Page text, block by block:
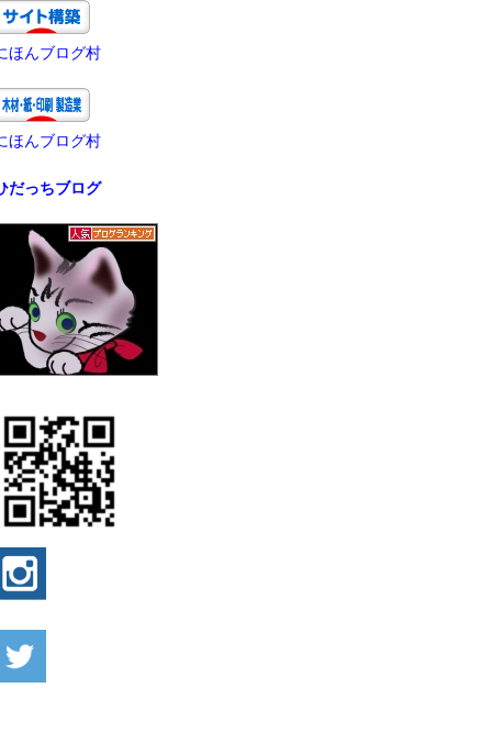
ほんブログ村
ほんブログ村
だっちブログ